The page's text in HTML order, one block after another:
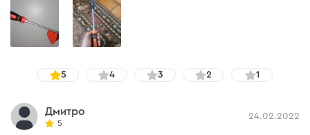
5 4 3 2 1
Дмитро
5
24.02.2022